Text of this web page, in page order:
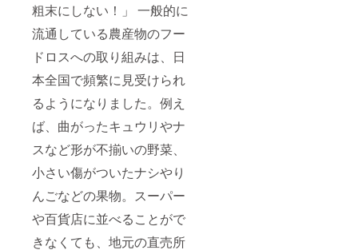
粗末にしない！」 一般的に
流通している農産物のフー
ドロスへの取り組みは、日
本全国で頻繁に見受けられ
るようになりました。例え
ば、曲がったキュウリやナ
スなど形が不揃いの野菜、
小さい傷がついたナシやり
んごなどの果物。スーパー
や百貨店に並べることがで
きなくても、地元の直売所